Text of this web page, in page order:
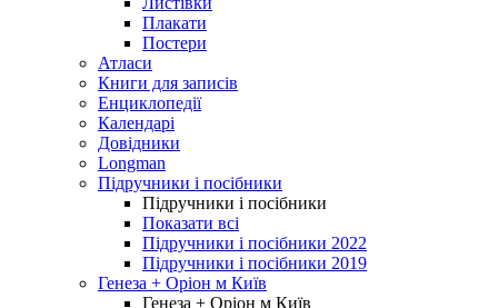
Плакати
Постери
Атласи
Книги для записів
Енциклопедії
Календарі
Довідники
Longman
Підручники і посібники
Підручники і посібники
Показати всі
Підручники і посібники 2022
Підручники і посібники 2019
Генеза + Оріон м Київ
Генеза + Оріон м Київ